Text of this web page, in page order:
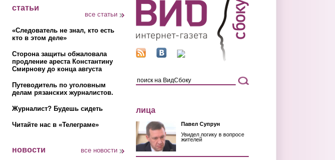
статьи
все статьи
«Следователь не знал, кто есть
кто в этом деле»
Сторона защиты обжаловала
продление ареста Константину
Смирнову до конца августа
Путеводитель по уголовным
делам рязанских журналистов.
Журналист? Будешь сидеть
Читайте нас в «Телеграме»
новости все новости
лица
Павел Супрун
Увидел логику в вопросе
жителей